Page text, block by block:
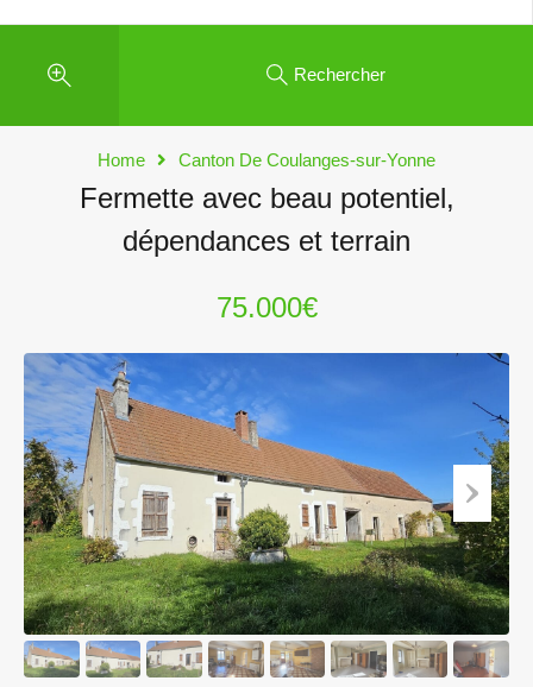
Rechercher
Home Canton De Coulanges-sur-Yonne
Fermette avec beau potentiel,
dépendances et terrain
75.000€